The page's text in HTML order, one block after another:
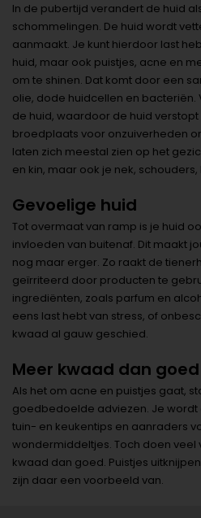
In de pubertijd verandert de huid
schommelingen. De huid wordt
aanmaakt. Je kunt hierdoor last
huid, maar ook puistjes, acne en
om te shinen. Dat komt door een
olie, dode huidcellen en bacteriën.
de huid, waardoor de huid
broedplaats voor onzuiverheden
laten zich meestal zien op het
en kin, maar ook je nek,
Gevoelige huid
Tot overmaat van ramp is je huid
invloeden van buitenaf. Dit maakt
nog maar erger. Zo raakt de
geïrriteerd door producten te
ingrediënten, zoals parfum en
eens last hebt van stress, of
kwaad al gauw geschied.
Meer kwaad dan goed
Als het om acne en puistjes gaat,
goedbedoelde adviezen. Je
tuin- en keukentips en aanraders
wondermiddeltjes. Toch doen
kwaad dan goed. Puistjes
zijn daar een voorbeeld van.